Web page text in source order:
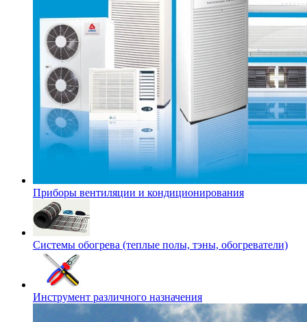
Приборы вентиляции и кондиционирования
Системы обогрева (теплые полы, тэны, обогреватели)
Инструмент различного назначения